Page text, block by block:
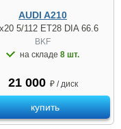
AUDI A210
5/112 ET28 DIA 66.6
BKF
на складе 8 шт.
21 000 ₽ / диск
купить